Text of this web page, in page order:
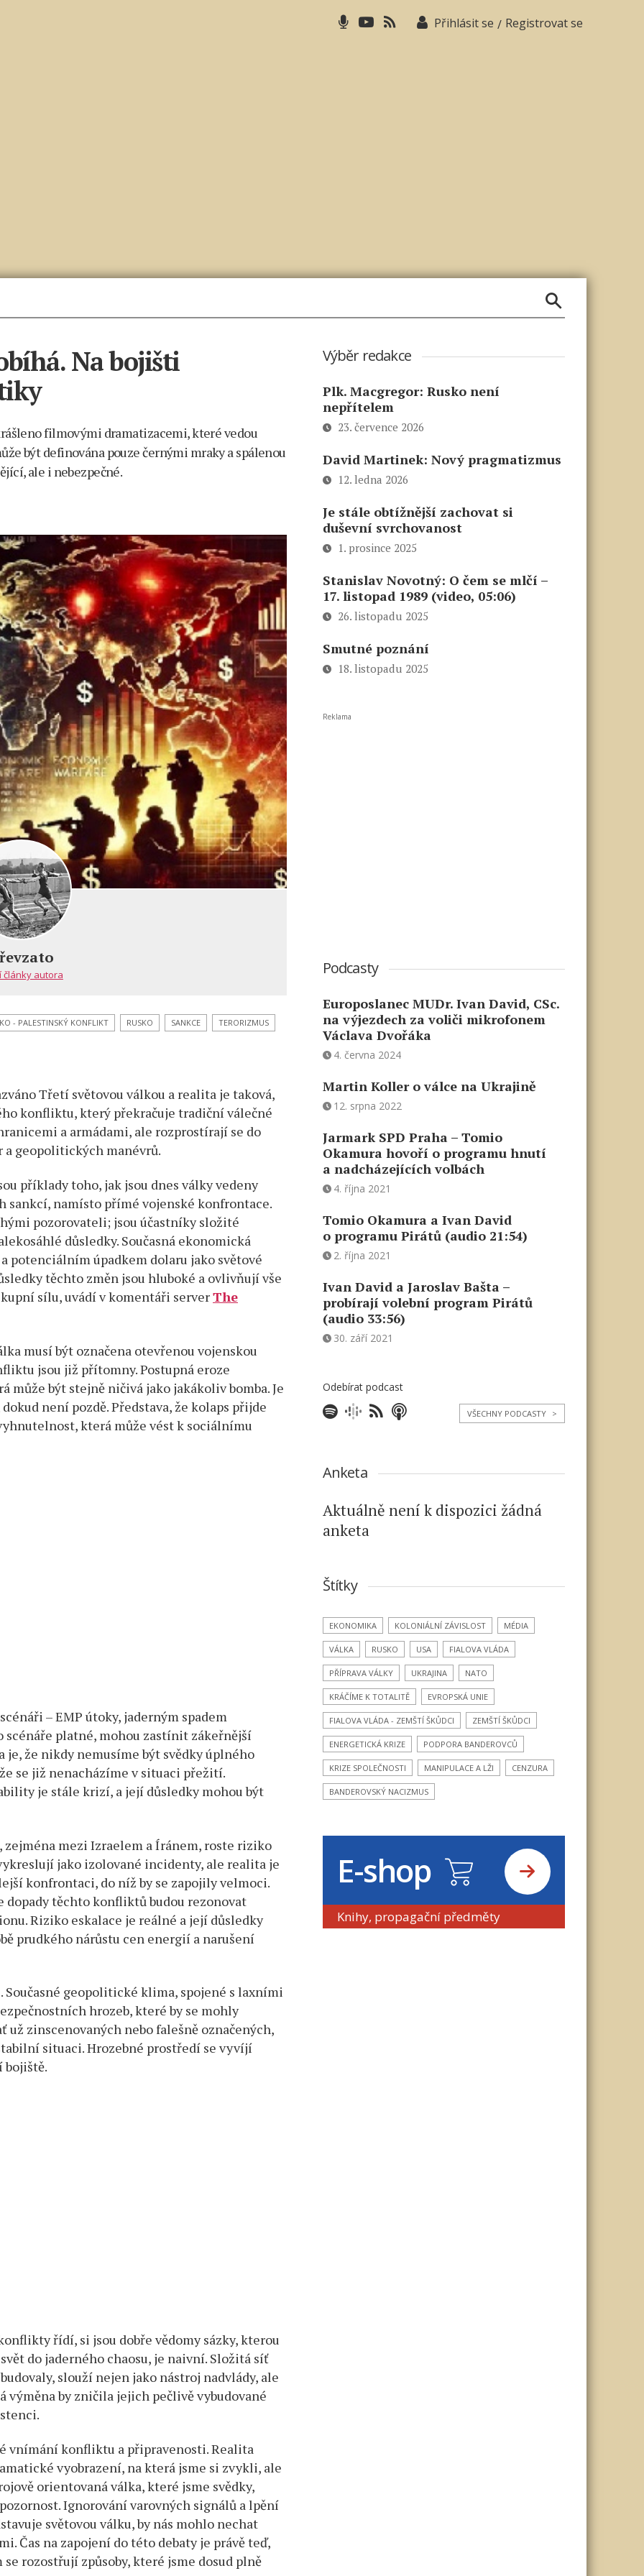
Přihlásit se / Registrovat se
Na bojišti
filmovými dramatizacemi, které vedou
být definována pouze černými mraky a spálenou
ale i nebezpečné.
články autora
- PALESTINSKÝ KONFLIKT RUSKO SANKCE TERORIZMUS
Třetí světovou válkou a realita je taková,
konfliktu, který překračuje tradiční válečné
a armádami, ale rozprostírají se do
geopolitických manévrů.
příklady toho, jak jsou dnes války vedeny
namísto přímé vojenské konfrontace.
pozorovateli; jsou účastníky složité
důsledky. Současná ekonomická
potenciálním úpadkem dolaru jako světové
těchto změn jsou hluboké a ovlivňují vše
sílu, uvádí v komentáři serverThe
musí být označena otevřenou vojenskou
jsou již přítomny. Postupná eroze
být stejně ničivá jako jakákoliv bomba. Je
není pozdě. Představa, že kolaps přijde
která může vést k sociálnímu
– EMP útoky, jaderným spadem
scénáře platné, mohou zastínit zákeřnější
je, že nikdy nemusíme být svědky úplného
se již nenacházíme v situaci přežití.
je stále krizí, a její důsledky mohou být
mezi Izraelem a Íránem, roste riziko
jako izolované incidenty, ale realita je
konfrontaci, do níž by se zapojily velmoci.
těchto konfliktů budou rezonovat
Riziko eskalace je reálné a její důsledky
prudkého nárůstu cen energií a narušení
geopolitické klima, spojené s laxními
hrozeb, které by se mohly
už zinscenovaných nebo falešně označených,
situaci. Hrozebné prostředí se vyvíjí
bojiště.
řídí, si jsou dobře vědomy sázky, kterou
do jaderného chaosu, je naivní. Složitá síť
slouží nejen jako nástroj nadvlády, ale
výměna by zničila jejich pečlivě vybudované
vnímání konfliktu a připravenosti. Realita
vyobrazení, na která jsme si zvykli, ale
orientovaná válka, které jsme svědky,
Ignorování varovných signálů a lpění
světovou válku, by nás mohlo nechat
Čas na zapojení do této debaty je právě teď,
rozostřují způsoby, které jsme dosud plně
Výběr redakce
Plk. Macgregor: Rusko není
nepřítelem
23. července 2026
David Martinek: Nový pragmatizmus
12. ledna 2026
Je stále obtížnější zachovat si
duševní svrchovanost
1. prosince 2025
Stanislav Novotný: O čem se mlčí –
17. listopad 1989 (video, 05:06)
26. listopadu 2025
Smutné poznání
18. listopadu 2025
Reklama
Podcasty
Europoslanec MUDr. Ivan David, CSc.
na výjezdech za voliči mikrofonem
Václava Dvořáka
4. června 2024
Martin Koller o válce na Ukrajině
12. srpna 2022
Jarmark SPD Praha – Tomio
Okamura hovoří o programu hnutí
a nadcházejících volbách
4. října 2021
Tomio Okamura a Ivan David
o programu Pirátů (audio 21:54)
2. října 2021
Ivan David a Jaroslav Bašta –
probírají volební program Pirátů
(audio 33:56)
30. září 2021
Odebírat podcast
VŠECHNY PODCASTY >
Anketa
Aktuálně není k dispozici žádná
anketa
Štítky
EKONOMIKA KOLONIÁLNÍ ZÁVISLOST MÉDIA
VÁLKA RUSKO USA FIALOVA VLÁDA
PŘÍPRAVA VÁLKY UKRAJINA NATO
KRÁČÍME K TOTALITĚ EVROPSKÁ UNIE
FIALOVA VLÁDA - ZEMŠTÍ ŠKŮDCI ZEMŠTÍ ŠKŮDCI
ENERGETICKÁ KRIZE PODPORA BANDEROVCŮ
KRIZE SPOLEČNOSTI MANIPULACE A LŽI CENZURA
BANDEROVSKÝ NACIZMUS
E-shop
Knihy, propagační předměty